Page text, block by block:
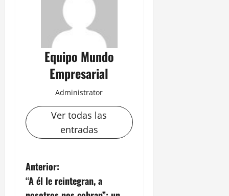
Equipo Mundo
Empresarial
Administrator
Ver todas las
entradas
N
a
Anterior:
“A él le reintegran, a